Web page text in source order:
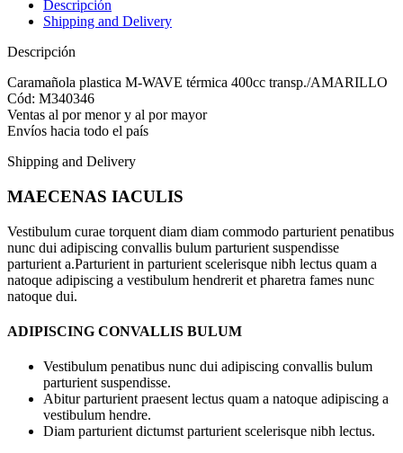
Descripción
Shipping and Delivery
Descripción
Caramañola plastica M-WAVE térmica 400cc transp./AMARILLO
Cód: M340346
Ventas al por menor y al por mayor
Envíos hacia todo el país
Shipping and Delivery
MAECENAS IACULIS
Vestibulum curae torquent diam diam commodo parturient penatibus
nunc dui adipiscing convallis bulum parturient suspendisse
parturient a.Parturient in parturient scelerisque nibh lectus quam a
natoque adipiscing a vestibulum hendrerit et pharetra fames nunc
natoque dui.
ADIPISCING CONVALLIS BULUM
Vestibulum penatibus nunc dui adipiscing convallis bulum
parturient suspendisse.
Abitur parturient praesent lectus quam a natoque adipiscing a
vestibulum hendre.
Diam parturient dictumst parturient scelerisque nibh lectus.